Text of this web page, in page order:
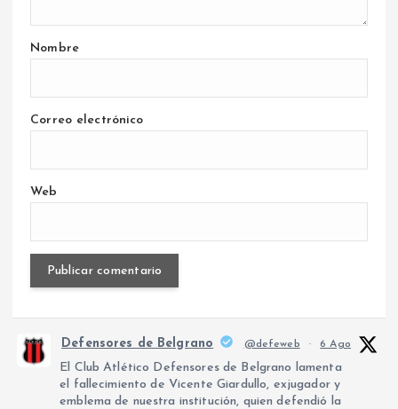
Nombre
Correo electrónico
Web
Defensores de Belgrano @defeweb · 6 Ago
El Club Atlético Defensores de Belgrano lamenta
el fallecimiento de Vicente Giardullo, exjugador y
emblema de nuestra institución, quien defendió la